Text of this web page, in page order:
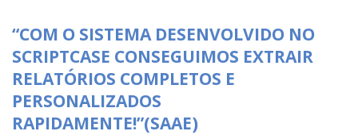
“COM O SISTEMA DESENVOLVIDO NO
SCRIPTCASE CONSEGUIMOS EXTRAIR
RELATÓRIOS COMPLETOS E
PERSONALIZADOS
RAPIDAMENTE!”(SAAE)